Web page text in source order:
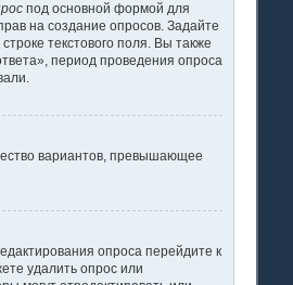
под основной формой для
на создание опросов. Задайте
текстового поля. Вы также
период проведения опроса
вариантов, превышающее
опроса перейдите к
удалить опрос или